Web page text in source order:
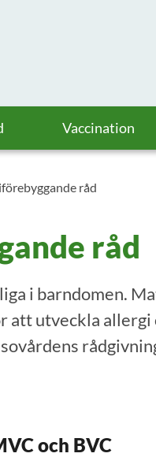
Vaccination
råd
råd
i barndomen.
utveckla allergi
och BVC